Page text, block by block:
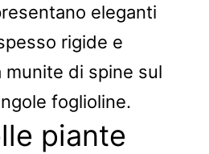
eleganti
rigide e
di spine sul
foglioline.
piante